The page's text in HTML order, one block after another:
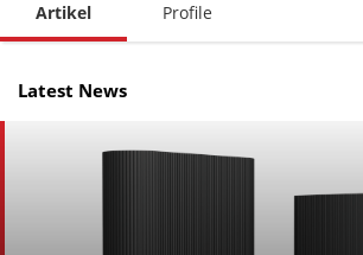
Artikel Profile
Latest News